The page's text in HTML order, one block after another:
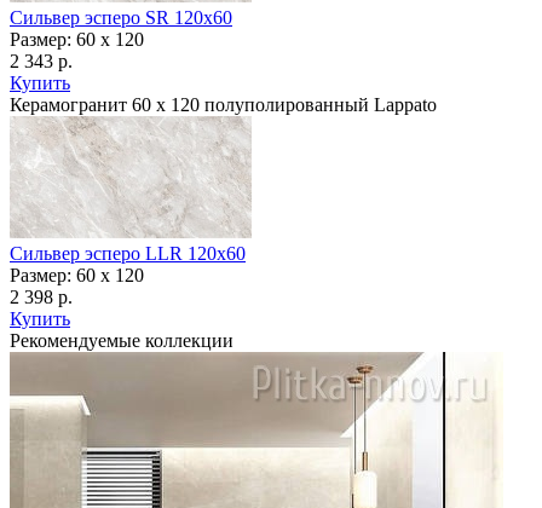
Сильвер эсперо SR 120x60
Размер: 60 x 120
2 343 р.
Купить
Керамогранит 60 х 120 полуполированный Lappato
Сильвер эсперо LLR 120x60
Размер: 60 x 120
2 398 р.
Купить
Рекомендуемые коллекции